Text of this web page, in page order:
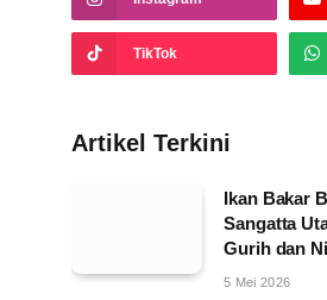
TikTok
Artikel Terkini
Ikan Bakar
Sangatta
Gurih dan
5 Mei 2026